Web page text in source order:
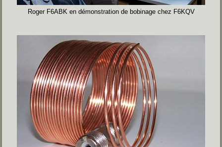
Roger F6ABK en démonstration de bobinage chez F6KQV